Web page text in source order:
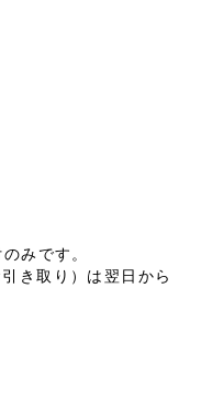
みです。
き取り）は翌日から